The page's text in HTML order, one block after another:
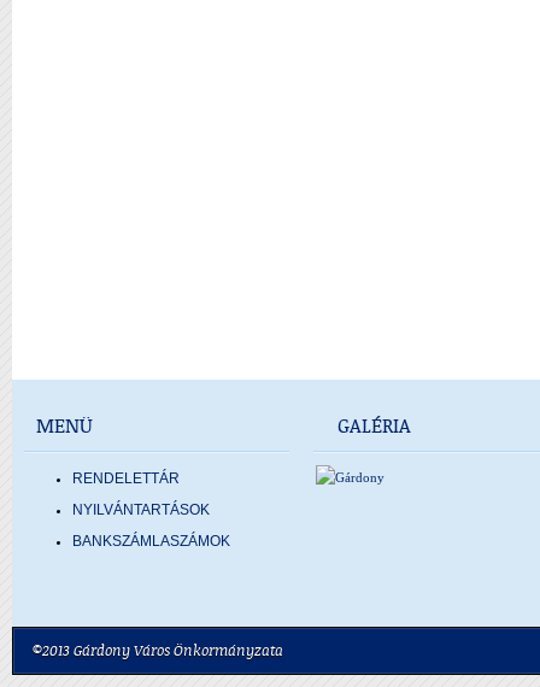
MENÜ
RENDELETTÁR
NYILVÁNTARTÁSOK
BANKSZÁMLASZÁMOK
GALÉRIA
©2013 Gárdony Város Önkormányzata